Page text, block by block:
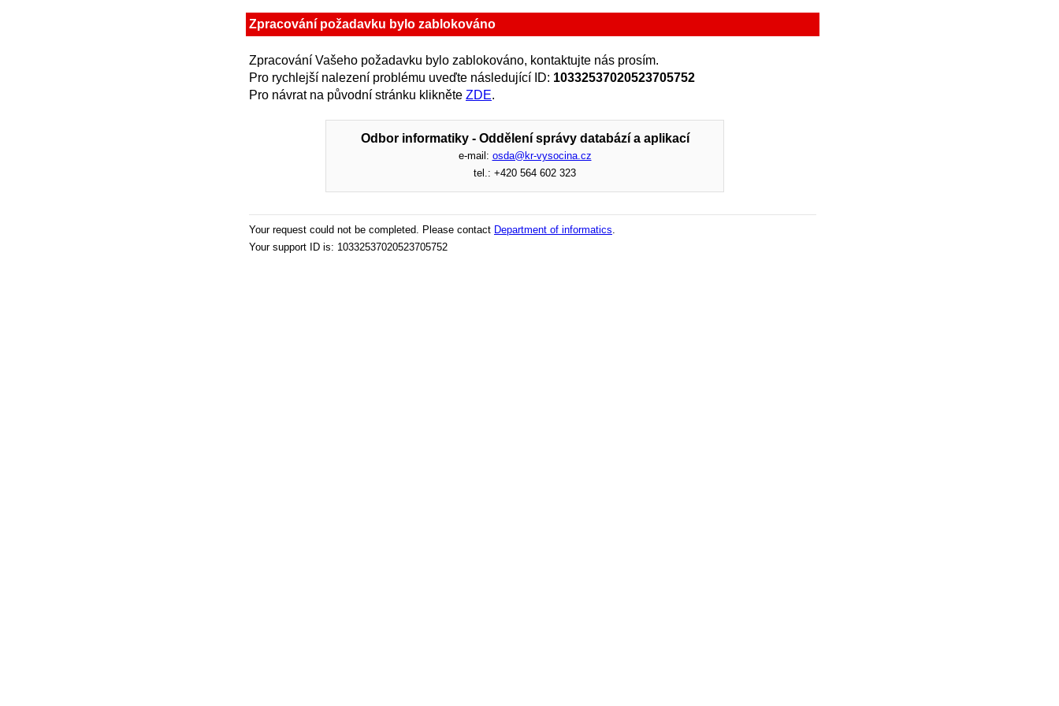
Zpracování požadavku bylo zablokováno
Zpracování Vašeho požadavku bylo zablokováno, kontaktujte nás prosím.
Pro rychlejší nalezení problému uveďte následující ID: 10332537020523705752
Pro návrat na původní stránku klikněte ZDE.
Odbor informatiky - Oddělení správy databází a aplikací
e-mail: osda@kr-vysocina.cz
tel.: +420 564 602 323
Your request could not be completed. Please contact Department of informatics.
Your support ID is: 10332537020523705752